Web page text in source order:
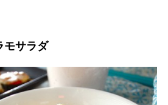
モサラダ